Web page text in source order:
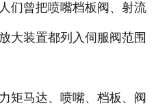
常州柱塞泵维修
常州国产品牌伺服阀维修
们曾把喷嘴档板阀、射流
大装置都列入伺服阀范围
马达、喷嘴、档板、阀